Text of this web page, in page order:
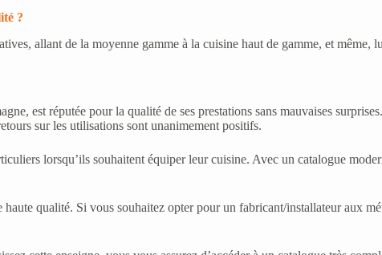
?
allant de la moyenne gamme à la cuisine haut de gamme, et même,
est réputée pour la qualité de ses prestations sans mauvaises
sur les utilisations sont unanimement positifs.
lorsqu’ils souhaitent équiper leur cuisine. Avec un catalogue
qualité. Si vous souhaitez opter pour un fabricant/installateur aux